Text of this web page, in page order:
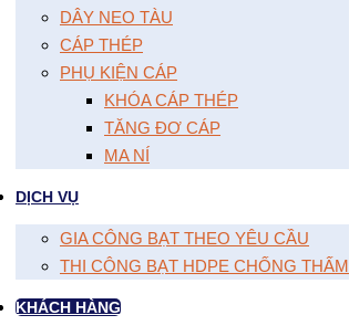
DÂY NEO TÀU
CÁP THÉP
PHỤ KIỆN CÁP
KHÓA CÁP THÉP
TĂNG ĐƠ CÁP
MA NÍ
DỊCH VỤ
GIA CÔNG BẠT THEO YÊU CẦU
THI CÔNG BẠT HDPE CHỐNG THẤM
KHÁCH HÀNG